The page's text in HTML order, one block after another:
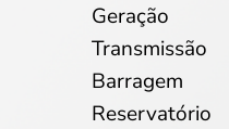
Geração
Transmissão
Barragem
Reservatório